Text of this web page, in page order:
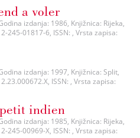
a voler
izdanja: 1986, Knjižnica: Rijeka,
245-01817-6, ISSN: , Vrsta zapisa:
izdanja: 1997, Knjižnica: Split,
ISSN: , Vrsta zapisa:
indien
izdanja: 1985, Knjižnica: Rijeka,
245-00969-X, ISSN: , Vrsta zapisa: